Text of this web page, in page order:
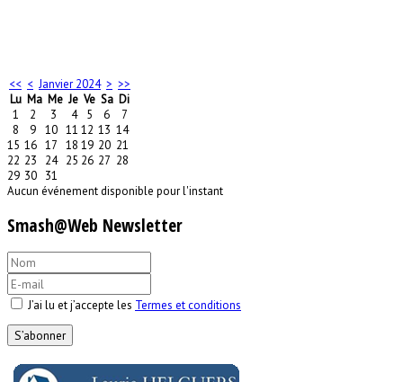
<< < Janvier 2024 > >>
Lu Ma Me Je Ve Sa Di
1
2 3 4 5 6
7
8
9 10 11 12 13 14
15 16 17 18 19 20 21
22 23 24 25 26 27 28
29 30 31
Aucun événement disponible pour l'instant
Smash@Web Newsletter
J’ai lu et j’accepte les Termes et conditions